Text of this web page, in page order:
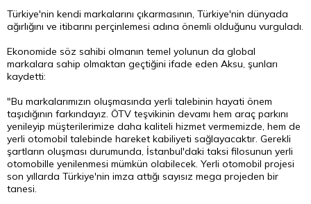
Türkiye'nin kendi markalarını çıkarmasının, Türkiye'nin dünyada
ağırlığını ve itibarını perçinlemesi adına önemli olduğunu vurguladı.
Ekonomide söz sahibi olmanın temel yolunun da global
markalara sahip olmaktan geçtiğini ifade eden Aksu, şunları
kaydetti:
"Bu markalarımızın oluşmasında yerli talebinin hayati önem
taşıdığının farkındayız. ÖTV teşvikinin devamı hem araç parkını
yenileyip müşterilerimize daha kaliteli hizmet vermemizde, hem de
yerli otomobil talebinde hareket kabiliyeti sağlayacaktır. Gerekli
şartların oluşması durumunda, İstanbul'daki taksi filosunun yerli
otomobille yenilenmesi mümkün olabilecek. Yerli otomobil projesi
son yıllarda Türkiye'nin imza attığı sayısız mega projeden bir
tanesi.